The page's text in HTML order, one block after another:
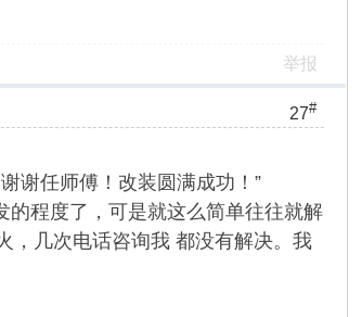
举报
27#
谢任师傅！改装圆满成功！”
程度了，可是就这么简单往往就解
，几次电话咨询我 都没有解决。我